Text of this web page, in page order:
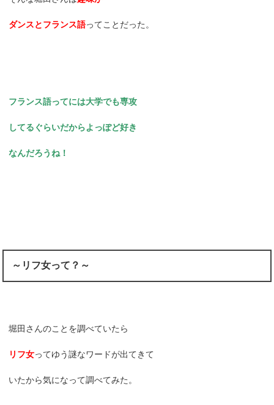
ダンスとフランス語ってことだった。
フランス語ってには大学でも専攻
してるぐらいだからよっぽど好き
なんだろうね！
～リフ女って？～
堀田さんのことを調べていたら
リフ女ってゆう謎なワードが出てきて
いたから気になって調べてみた。